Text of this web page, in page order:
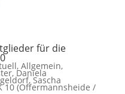
für die
, Allgemein,
, Daniela
, Sascha
10 (Offermannsheide /